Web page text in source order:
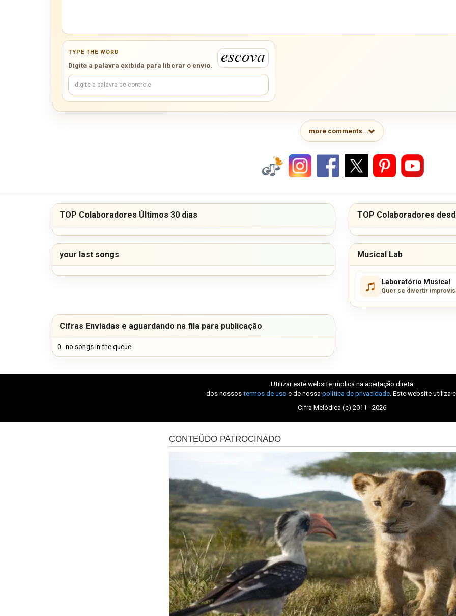
TYPE THE WORD
Digite a palavra exibida para liberar o envio.
more comments...
TOP Colaboradores Últimos 30 dias TOP Colaboradores
your last songs Musical Lab
Laboratório Musical
Quer se divertir
Cifras Enviadas e aguardando na fila para publicação
0 - no songs in the queue
Utilizar este website implica na aceitação direta
dos nossos termos de uso e de nossa política de privacidade . Este website utiliza
Cifra Melódica (c) 2011 - 2026